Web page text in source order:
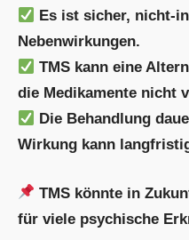
Es ist sicher, nicht-
Nebenwirkungen.
TMS kann eine
die Medikamente nicht
Die Behandlung
Wirkung kann
TMS könnte in
für viele psychische